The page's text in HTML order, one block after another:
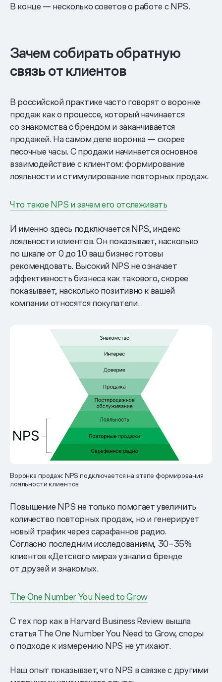
В конце — несколько советов о работе с NPS.
Зачем собирать обратную
связь от клиентов
В российской практике часто говорят о воронке
продаж как о процессе, который начинается
со знакомства с брендом и заканчивается
продажей. На самом деле воронка — скорее
песочные часы. С продажи начинается основное
взаимодействие с клиентом: формирование
лояльности и стимулирование повторных продаж.
Что такое NPS и зачем его отслеживать
И именно здесь подключается NPS, индекс
лояльности клиентов. Он показывает, насколько
по шкале от 0 до 10 ваш бизнес готовы
рекомендовать. Высокий NPS не означает
эффективность бизнеса как такового, скорее
показывает, насколько позитивно к вашей
компании относятся покупатели.
Воронка продаж: NPS подключается на этапе формирования
лояльности клиентов
Повышение NPS не только помогает увеличить
количество повторных продаж, но и генерирует
новый трафик через сарафанное радио.
Согласно последним исследованиям, 30–35%
клиентов «Детского мира» узнали о бренде
от друзей и знакомых.
The One Number You Need to Grow
С тех пор как в Harvard Business Review вышла
статья The One Number You Need to Grow, споры
о подходе к измерению NPS не утихают.
Наш опыт показывает, что NPS в связке с другими